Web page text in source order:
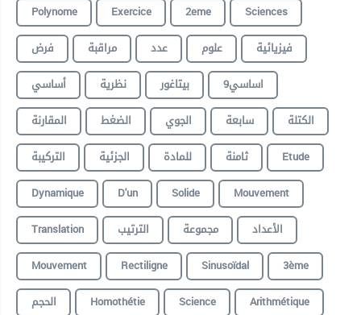
Polynome
Exercice 2eme
Sciences
فرض
مراقبة عدد علوم
فيزيائية
أساسي
نظرية بيتاغور
9اساسي
المقارنة
الضغط الجوي سابعة
الكتلة
التركيبة
الجزئية للمادة ثامنة
Etude
Dynamique
D'un Solide
Mouvement
Translation
الترتيب مجموعة
الأعداد
Mouvement
Rectiligne Sinusoïdal
3ème
الحجم
Homothétie Science Arithmétique